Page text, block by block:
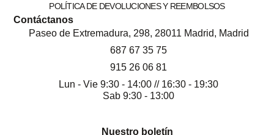
POLÍTICA DE DEVOLUCIONES Y REEMBOLSOS
Contáctanos
Paseo de Extremadura, 298, 28011 Madrid, Madrid
687 67 35 75
915 26 06 81
Lun - Vie 9:30 - 14:00 // 16:30 - 19:30
Sab 9:30 - 13:00
Nuestro boletín